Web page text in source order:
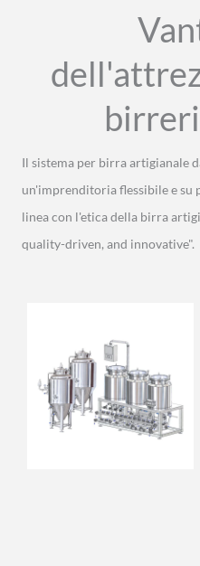
Il sistema per birra artigianale
un'imprenditoria flessibile e su
linea con l'etica della birra
quality-driven, and innovative".